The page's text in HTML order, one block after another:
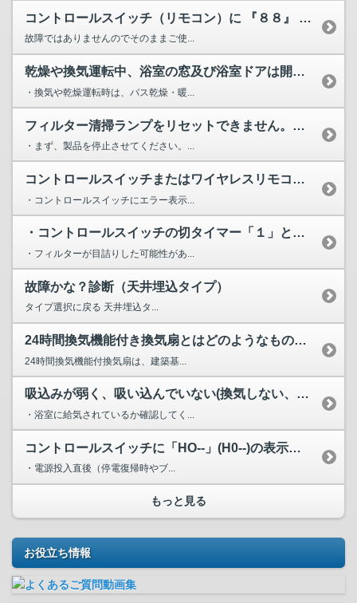
コントロールスイッチ（リモコン）に 『８８』 と表示、若し...
故障ではありませんのでそのままご使...
乾燥や換気運転中、浴室の窓及び浴室ドアは開けたほうがいいで...
・換気や乾燥運転時は、バス乾燥・暖...
フィルター清掃ランプをリセットできません。（ランプが消えま...
・まず、製品を停止させてください。...
コントロールスイッチまたはワイヤレスリモコンを操作しても(...
・コントロールスイッチにエラー表示...
・コントロールスイッチの切タイマー「１」と「４」が点滅。ま...
・フィルターが目詰りした可能性があ...
故障かな？診断（天井埋込タイプ）
タイプ選択に戻る 天井埋込タ...
24時間換気機能付き換気扇とはどのようなものでしょうか？ ...
24時間換気機能付換気扇は、建築基...
吸込みが弱く、吸い込んでいない(換気しない、又は逆流してい...
・浴室に給気されているか確認してく...
コントロールスイッチに「HO--」(H0--)の表示がでる...
・電源投入直後（停電復帰時やブ...
もっと見る
お役立ち情報